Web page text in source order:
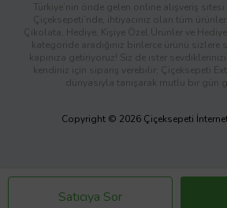
Satıcıya Sor
Türkiye’nin önde gelen online alışveriş
Çiçeksepeti’nde, ihtiyacınız olan tüm
Çikolata, Hediye, Kişiye Özel Ürünler ve
kategoride aradığınız binlerce ürünü sizlere
kapınıza getiriyoruz! Siz de ister
kendiniz için sipariş verebilir; Çiçeksepeti
dünyasıyla tanışarak mutlu bir gün
Copyright © 2026 Çiçeksepeti